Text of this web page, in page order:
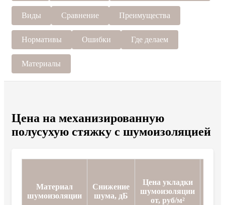
Виды Сравнение Преимущества
Нормативы Ошибки Где делаем
Материалы
Цена на механизированную
полусухую стяжку с шумоизоляцией
Материал
шумоизоляции
Снижение
шума, дБ
Цена укладки
шумоизоляции
от, руб/м²